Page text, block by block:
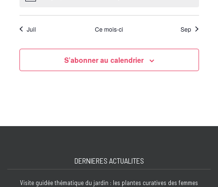
Juil Ce mois-ci Sep
S’abonner au calendrier
DERNIERES ACTUALITES
Visite guidée thématique du jardin : les plantes curatives des femmes